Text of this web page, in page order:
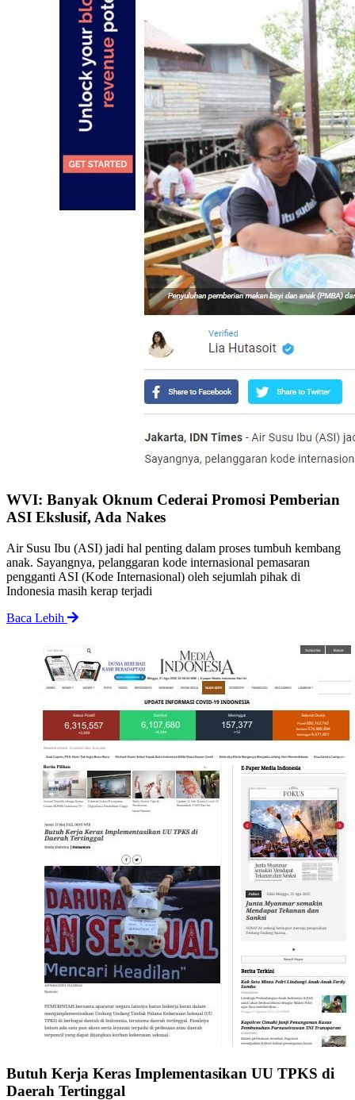
WVI: Banyak Oknum Cederai Promosi Pemberian
ASI Ekslusif, Ada Nakes
Air Susu Ibu (ASI) jadi hal penting dalam proses tumbuh kembang
anak. Sayangnya, pelanggaran kode internasional pemasaran
pengganti ASI (Kode Internasional) oleh sejumlah pihak di
Indonesia masih kerap terjadi
Baca Lebih
Butuh Kerja Keras Implementasikan UU TPKS di
Daerah Tertinggal